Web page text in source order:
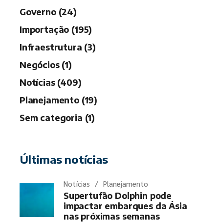
Governo (24)
Importação (195)
Infraestrutura (3)
Negócios (1)
Notícias (409)
Planejamento (19)
Sem categoria (1)
Últimas notícias
Notícias Planejamento
Supertufão Dolphin pode
impactar embarques da Ásia
nas próximas semanas